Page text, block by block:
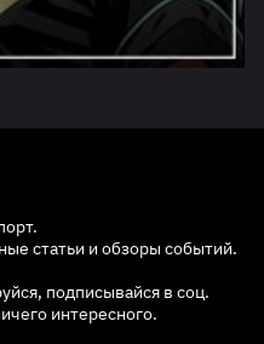
статьи и обзоры событий.
подписывайся в соц.
интересного.